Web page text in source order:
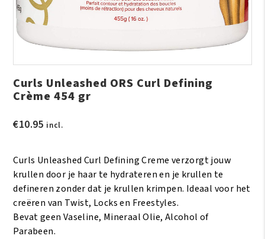
Curls Unleashed ORS Curl Defining
Crème 454 gr
€10.95 incl.
Curls Unleashed Curl Defining Creme verzorgt jouw
krullen door je haar te hydrateren en je krullen te
defineren zonder dat je krullen krimpen. Ideaal voor het
creëren van Twist, Locks en Freestyles.
Bevat geen Vaseline, Mineraal Olie, Alcohol of
Parabeen.